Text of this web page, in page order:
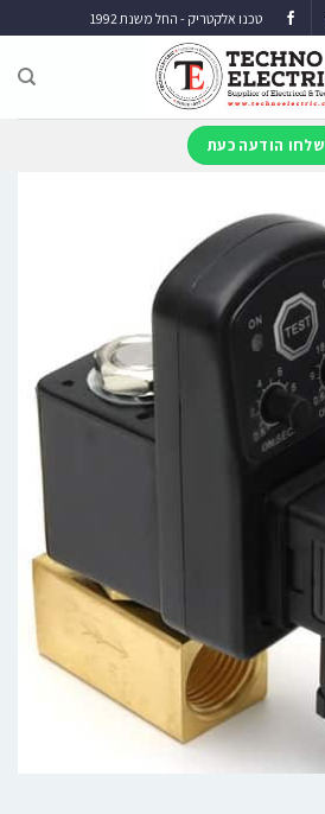
טכנו אלקטריק - החל משנת 1992
שלחו הודעה כעת